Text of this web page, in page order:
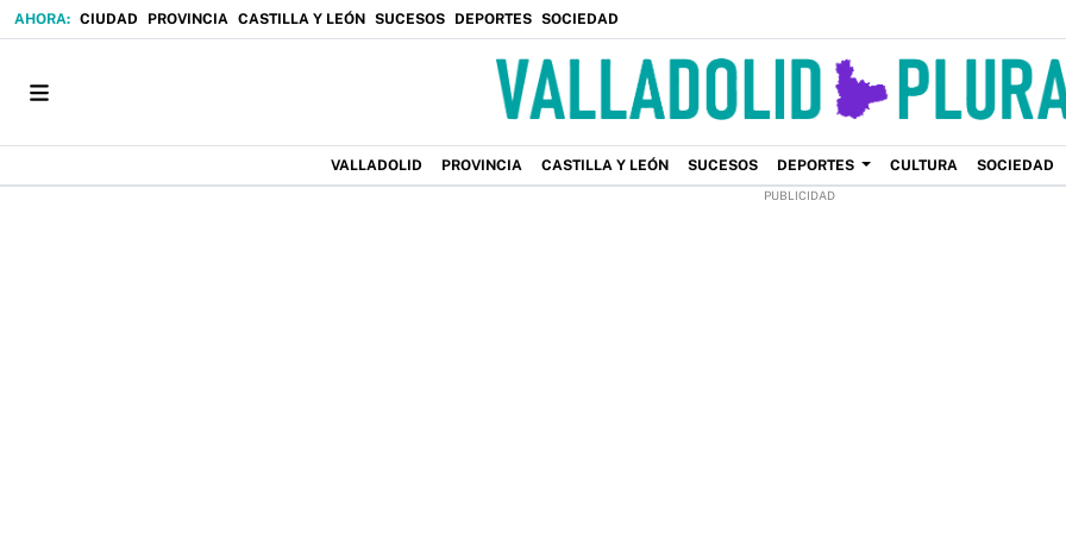
CIUDAD PROVINCIA CASTILLA Y LEÓN SUCESOS DEPORTES SOCIEDAD
VALLADOLID PROVINCIA CASTILLA Y LEÓN SUCESOS DEPORTES CULTURA SOCIEDAD